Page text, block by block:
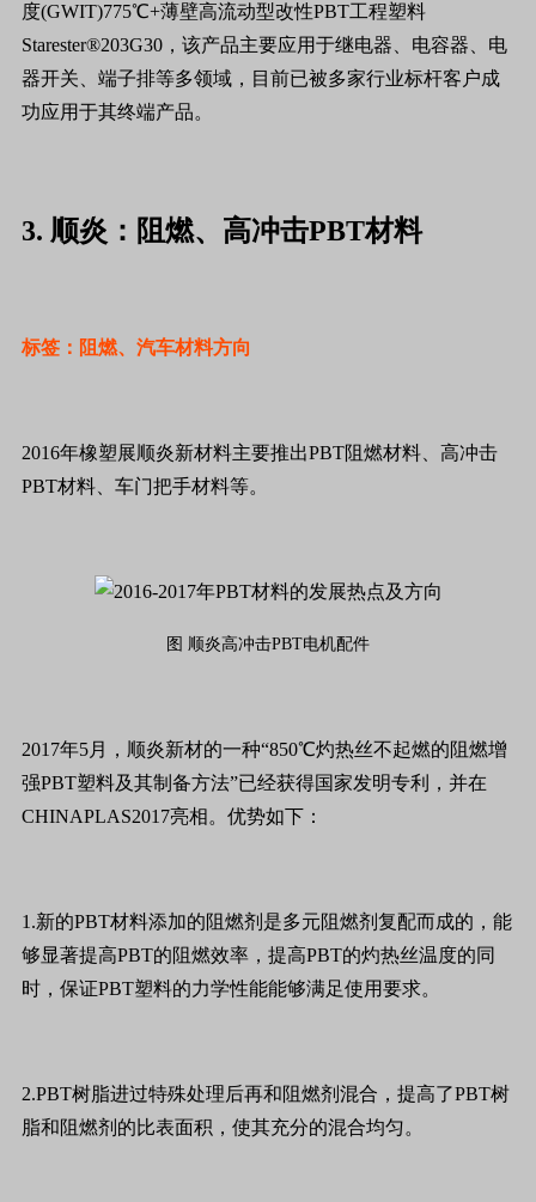
度(GWIT)775℃+薄壁高流动型改性PBT工程塑料
Starester®203G30，该产品主要应用于继电器、电容器、电
器开关、端子排等多领域，目前已被多家行业标杆客户成
功应用于其终端产品。
3. 顺炎：阻燃、高冲击PBT材料
标签：阻燃、汽车材料方向
2016年橡塑展顺炎新材料主要推出PBT阻燃材料、高冲击
PBT材料、车门把手材料等。
图 顺炎高冲击PBT电机配件
2017年5月，顺炎新材的一种“850℃灼热丝不起燃的阻燃增
强PBT塑料及其制备方法”已经获得国家发明专利，并在
CHINAPLAS2017亮相。优势如下：
1.新的PBT材料添加的阻燃剂是多元阻燃剂复配而成的，能
够显著提高PBT的阻燃效率，提高PBT的灼热丝温度的同
时，保证PBT塑料的力学性能能够满足使用要求。
2.PBT树脂进过特殊处理后再和阻燃剂混合，提高了PBT树
脂和阻燃剂的比表面积，使其充分的混合均匀。